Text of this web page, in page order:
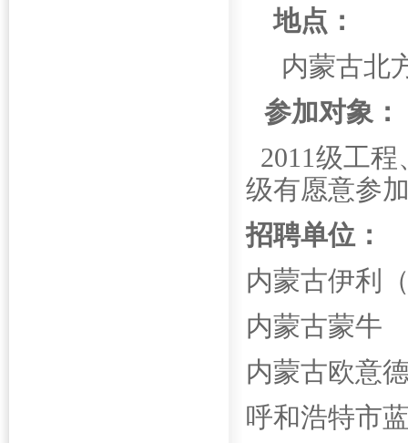
地点：
内蒙古北
参加对象：
2011级工程
级有愿意参
招聘单位：
内蒙古伊利
内蒙古蒙牛
内蒙古欧意
呼和浩特市